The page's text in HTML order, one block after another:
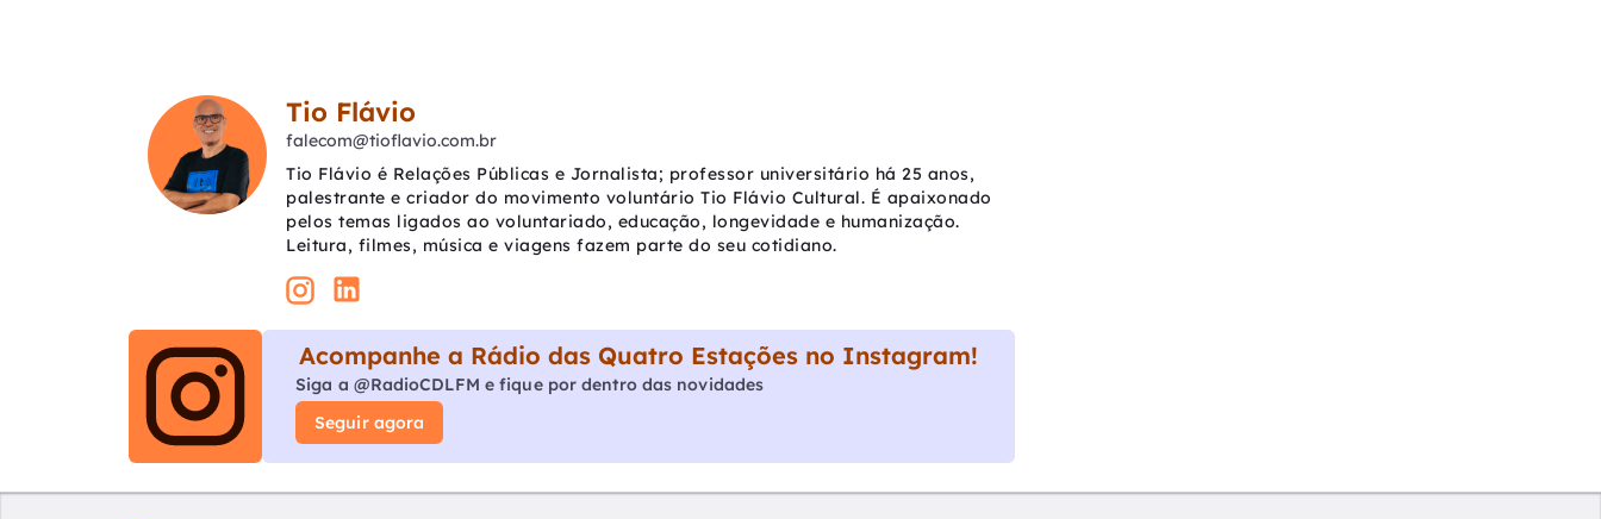
Tio Flávio
falecom@tioflavio.com.br
Tio Flávio é Relações Públicas e Jornalista; professor universitário há 25 anos,
palestrante e criador do movimento voluntário Tio Flávio Cultural. É apaixonado
pelos temas ligados ao voluntariado, educação, longevidade e humanização.
Leitura, filmes, música e viagens fazem parte do seu cotidiano.
Acompanhe a Rádio das Quatro Estações no Instagram!
Siga a @RadioCDLFM e fique por dentro das novidades
Seguir agora